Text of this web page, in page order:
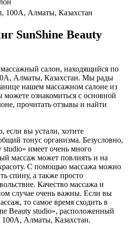
100А, Алматы, Казахстан
SunShine Beauty
салон, находящийся по
Алматы, Казахстан. Мы рады
нашем массажном салоне из
ознакомиться с основной
прочитать отзывы и найти
вы устали, хотите
тонус организма. Безусловно,
studio» имеет очень много
массаж может повлиять и на
С помощью массажа можно
спину, а также просто
Качество массажа и
случае очень важны. Если вы
то самое время сходить в
Beauty studio», расположенный
100А, Алматы, Казахстан.